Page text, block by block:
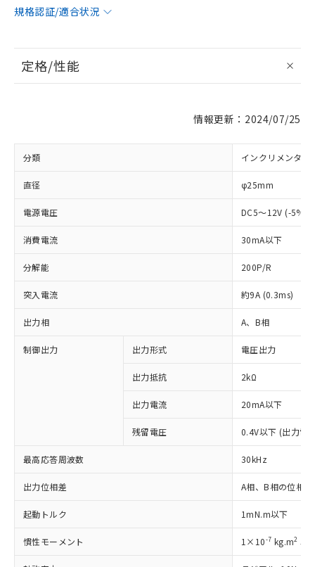
規格認証/適合状況
定格/性能
情報更新：2024/07/25
分類 インクリメンタル
直径 φ25mm
電源電圧 DC5～12V (-5%
消費電流 30mA以下
分解能 200P/R
突入電流 約9A (0.3ms)
出力相 A、B相
制御出力 出力形式 電圧出力
出力抵抗 2kΩ
出力電流 20mA以下
残留電圧 0.4V以下 (出力電
最高応答周波数 30kHz
出力位相差 A相、B相の位相
起動トルク 1mN.m以下
慣性モーメント 1×10-7 kg.m2 以
※1 対応状況
対応済み：EU RoHS指令（10物質）の
す。
対応予定：EU RoHS指令（10物質）の非含